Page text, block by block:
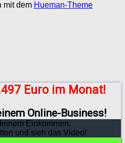
mit dem Hueman-Theme
Euro im Monat!
Online-Business!
Einkommen:
und sieh das Video!